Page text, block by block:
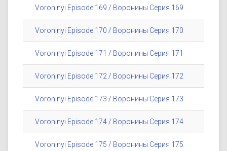
Voroninyi Episode 169 / Воронины Серия 169
Voroninyi Episode 170 / Воронины Серия 170
Voroninyi Episode 171 / Воронины Серия 171
Voroninyi Episode 172 / Воронины Серия 172
Voroninyi Episode 173 / Воронины Серия 173
Voroninyi Episode 174 / Воронины Серия 174
Voroninyi Episode 175 / Воронины Серия 175